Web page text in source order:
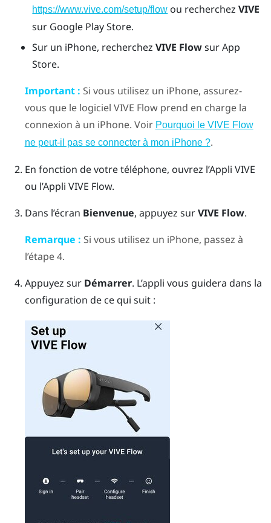
https://www.vive.com/setup/flow ou recherchezVIVE
sur Google Play Store.
Sur un iPhone, recherchezVIVE FlowsurApp
Store.
Important : Si vous utilisez un iPhone, assurez-
vous que le logiciel VIVE Flowprend en charge la
connexion à un iPhone. Voir Pourquoi le VIVE Flow
ne peut-il pas se connecter à mon iPhone ?.
En fonction de votre téléphone, ouvrez l’Appli VIVE
ou l’Appli VIVE Flow.
Dans l’écran Bienvenue, appuyez surVIVE Flow.
Remarque : Si vous utilisez un iPhone, passez à
l’étape 4.
Appuyez sur Démarrer. L’appli vous guidera dans la
configuration de ce qui suit :